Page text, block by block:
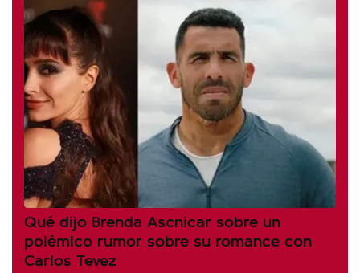
Qué dijo Brenda Ascnicar sobre un
polémico rumor sobre su romance con
Carlos Tevez